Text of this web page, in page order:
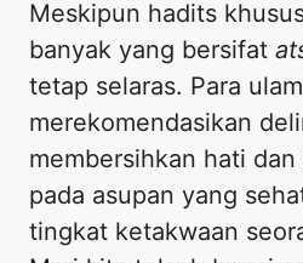
Meskipun hadits
banyak yang bersifat
tetap selaras. Para
merekomendasikan
membersihkan hati
pada asupan yang
tingkat ketakwaan